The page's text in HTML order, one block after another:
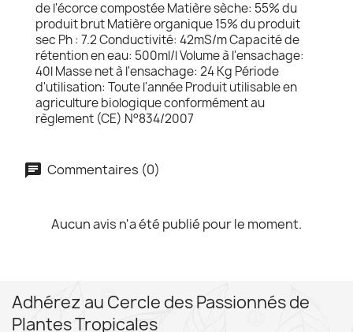
de l'écorce compostée Matière sèche: 55% du
produit brut Matière organique 15% du produit
sec Ph : 7.2 Conductivité: 42mS/m Capacité de
rétention en eau: 500ml/l Volume à l'ensachage:
40l Masse net à l'ensachage: 24 Kg Période
d'utilisation: Toute l'année Produit utilisable en
agriculture biologique conformément au
règlement (CE) N°834/2007
Commentaires (0)
Aucun avis n'a été publié pour le moment.
Adhérez au Cercle des Passionnés de
Plantes Tropicales